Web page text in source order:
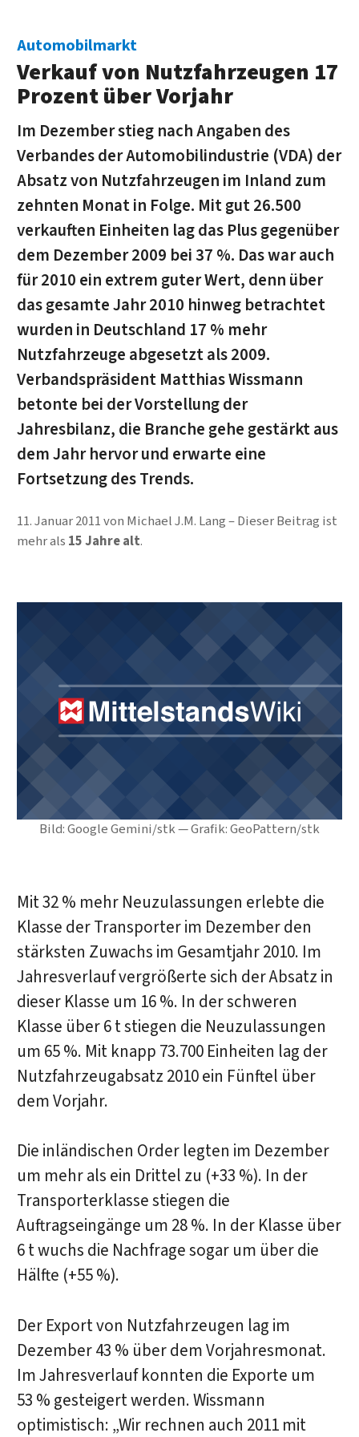
Bild: Google Gemini/stk — Grafik: GeoPattern/stk
Automobilmarkt
Verkauf von Nutzfahrzeugen 17
Prozent über Vorjahr
Im Dezember stieg nach Angaben des
Verbandes der Automobilindustrie (VDA) der
Ab­satz von Nutzfahrzeugen im Inland zum
zehnten Monat in Folge. Mit gut 26.500
verkauf­ten Einheiten lag das Plus gegenüber
dem Dezember 2009 bei 37 %. Das war auch
für 2010 ein extrem guter Wert, denn über
das gesamte Jahr 2010 hinweg betrachtet
wurden in Deutschland 17 % mehr
Nutzfahrzeuge abgesetzt als 2009.
Verbandspräsident Matthias Wissmann
betonte bei der Vorstellung der
Jahresbilanz, die Branche gehe gestärkt aus
dem Jahr hervor und erwarte eine
Fortsetzung des Trends.
11. Januar 2011von Michael J.M. Lang
Dieser Beitrag ist
mehr als 15 Jahre alt.
Mit 32 % mehr Neuzulassungen erlebte die
Klasse der Transporter im Dezember den
stärksten Zuwachs im Gesamtjahr 2010. Im
Jahresverlauf vergrößerte sich der Absatz in
dieser Klasse um 16 %. In der schweren
Klasse über 6 t stiegen die Neuzulassungen
um 65 %. Mit knapp 73.700 Einheiten lag der
Nutzfahrzeugabsatz 2010 ein Fünftel über
dem Vorjahr.
Die inländischen Order legten im Dezember
um mehr als ein Drittel zu (+33 %). In der
Transporterklasse stiegen die
Auftragseingänge um 28 %. In der Klasse über
6 t wuchs die Nachfrage sogar um über die
Hälfte (+55 %).
Der Export von Nutzfahrzeugen lag im
Dezember 43 % über dem Vorjahresmonat.
Im Jahresverlauf konnten die Exporte um
53 % gesteigert werden. Wissmann
optimistisch: „Wir rechnen auch 2011 mit